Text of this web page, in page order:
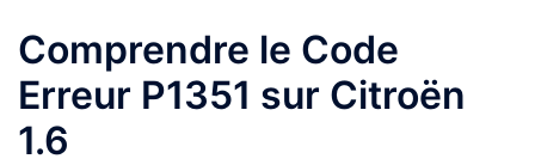
Comprendre le Code
Erreur P1351 sur Citroën
1.6